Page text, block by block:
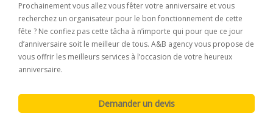
Prochainement vous allez vous fêter votre anniversaire et vous
recherchez un organisateur pour le bon fonctionnement de cette
fête ? Ne confiez pas cette tâcha à n’importe qui pour que ce jour
d’anniversaire soit le meilleur de tous. A&B agency vous propose de
vous offrir les meilleurs services à l’occasion de votre heureux
anniversaire.